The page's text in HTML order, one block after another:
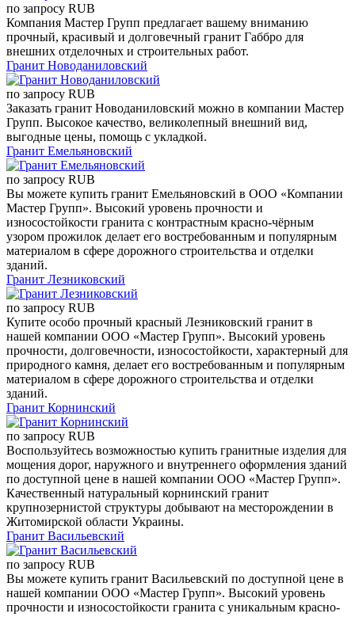
по запросу RUB
Компания Мастер Групп предлагает вашему вниманию
прочный, красивый и долговечный гранит Габбро для
внешних отделочных и строительных работ.
Гранит Новоданиловский
по запросу RUB
Заказать гранит Новоданиловский можно в компании Мастер
Групп. Высокое качество, великолепный внешний вид,
выгодные цены, помощь с укладкой.
Гранит Емельяновский
по запросу RUB
Вы можете купить гранит Емельяновский в ООО «Компании
Мастер Групп». Высокий уровень прочности и
износостойкости гранита с контрастным красно-чёрным
узором прожилок делает его востребованным и популярным
материалом в сфере дорожного строительства и отделки
зданий.
Гранит Лезниковский
по запросу RUB
Купите особо прочный красный Лезниковский гранит в
нашей компании ООО «Мастер Групп». Высокий уровень
прочности, долговечности, износостойкости, характерный для
природного камня, делает его востребованным и популярным
материалом в сфере дорожного строительства и отделки
зданий.
Гранит Корнинский
по запросу RUB
Воспользуйтесь возможностью купить гранитные изделия для
мощения дорог, наружного и внутреннего оформления зданий
по доступной цене в нашей компании ООО «Мастер Групп».
Качественный натуральный корнинский гранит
крупнозернистой структуры добывают на месторождении в
Житомирской области Украины.
Гранит Васильевский
по запросу RUB
Вы можете купить гранит Васильевский по доступной цене в
нашей компании ООО «Мастер Групп». Высокий уровень
прочности и износостойкости гранита с уникальным красно-